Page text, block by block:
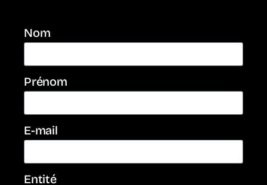
Nom
Prénom
E-mail
Entité